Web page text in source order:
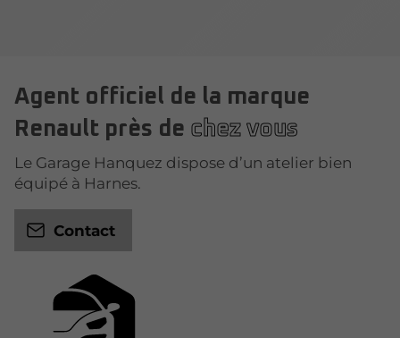
Agent officiel de la marque
Renault près de chez vous
Le Garage Hanquez dispose d’un atelier bien
équipé à Harnes.
Contact